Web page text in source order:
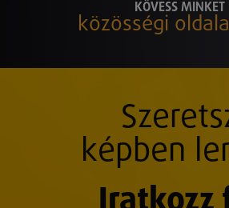
KÖVESS MINKET
közösségi
képben
Iratkozz